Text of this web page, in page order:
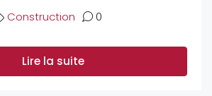
Construction 0
Lire la suite